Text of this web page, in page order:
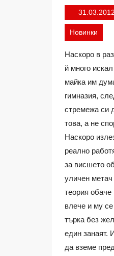
31.03.2012
Новинки
Наскоро в
й много
майка им
гимназия,
стремежа си
това, а не
Наскоро
реално
за висшето
уличен метач
теория обаче
влече и му
търка без
един занаят.
да вземе